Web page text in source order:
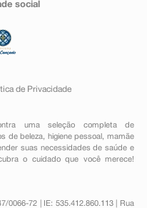
social
de Privacidade
uma seleção completa de
de beleza, higiene pessoal ,mamãe
suas necessidades de saúde e
o cuidado que você merece!
0066-72 | IE: 535.412.860.113 | Rua